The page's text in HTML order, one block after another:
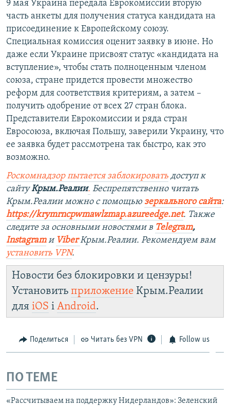
9 мая Украина передала Еврокомиссии вторую
часть анкеты для получения статуса кандидата на
присоединение к Европейскому союзу.
Специальная комиссия оценит заявку в июне. Но
даже если Украине присвоят статус «кандидата на
вступление», чтобы стать полноценным членом
союза, стране придется провести множество
реформ для соответствия критериям, а затем –
получить одобрение от всех 27 стран блока.
Представители Еврокомиссии и ряда стран
Евросоюза, включая Польшу, заверили Украину, что
ее заявка будет рассмотрена так быстро, как это
возможно.
Роскомнадзор пытается заблокировать доступ к
сайтуКрым.Реалии. Беспрепятственно читать
Крым.Реалии можно с помощью зеркального сайта:
https://krymrncpwmawlzmap.azureedge.net. Также
следите за основными новостями в Telegram,
Instagram и ViberКрым.Реалии. Рекомендуем вам
установить VPN.
Новости без блокировки и цензуры!
Установить приложение Крым.Реалии
для iOS і Android.
Поделиться Читать без VPN Follow us
ПО ТЕМЕ
«Рассчитываем на поддержку Нидерландов»: Зеленский